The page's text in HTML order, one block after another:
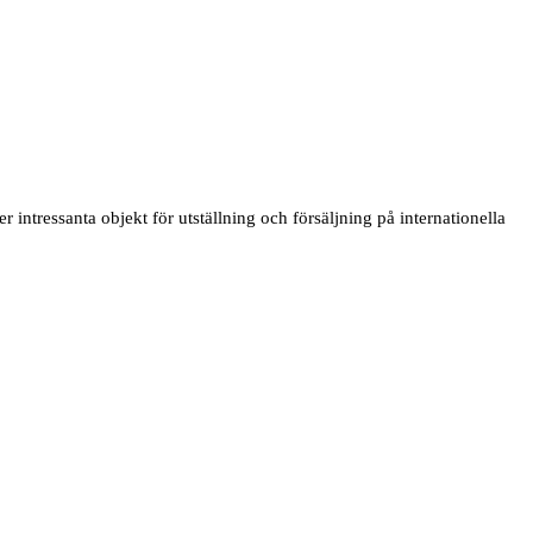
intressanta objekt för utställning och försäljning på internationella